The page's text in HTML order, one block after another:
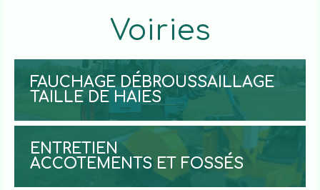
Voiries
FAUCHAGE DÉBROUSSAILLAGE
TAILLE DE HAIES
ENTRETIEN
ACCOTEMENTS ET FOSSÉS